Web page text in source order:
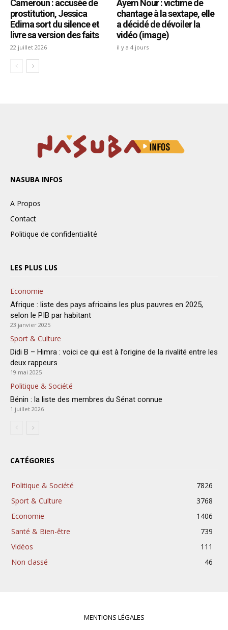
NASUBA INFOS
A Propos
Contact
Politique de confidentialité
LES PLUS LUS
Economie
Afrique : liste des pays africains les plus pauvres en 2025,
selon le PIB par habitant
23 janvier 2025
Sport & Culture
Didi B – Himra : voici ce qui est à l’origine de la rivalité entre les
deux rappeurs
19 mai 2025
Politique & Société
Bénin : la liste des membres du Sénat connue
1 juillet 2026
CATÉGORIES
Politique & Société
7826
Sport & Culture
3768
Economie
1406
Santé & Bien-être
739
Vidéos
111
Non classé
46
MENTIONS LÉGALES